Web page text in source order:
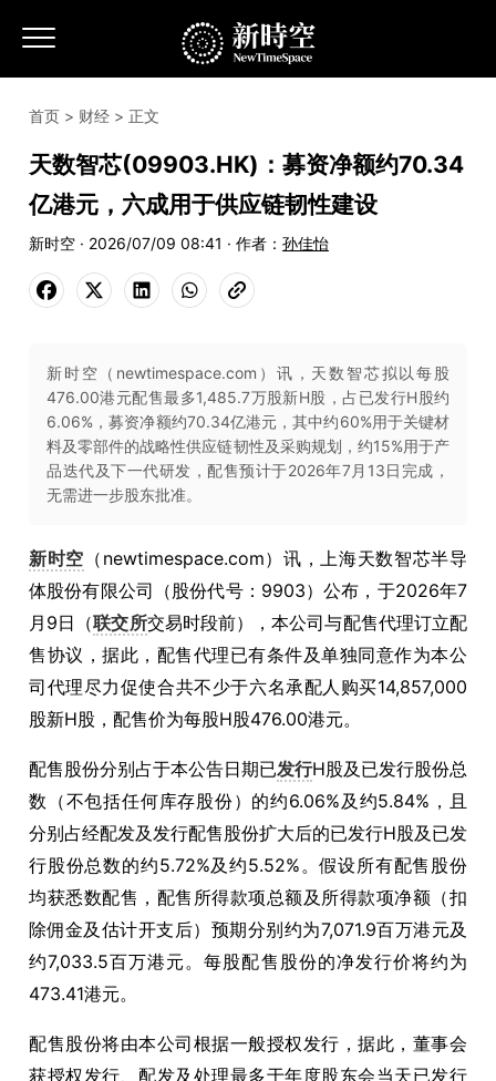
首页 > 财经 > 正文
天数智芯(09903.HK)：募资净额约70.34
亿港元，六成用于供应链韧性建设
新时空 · 2026/07/09 08:41 · 作者： 孙佳怡
新时空（newtimespace.com）讯，天数智芯拟以每股
476.00港元配售最多1,485.7万股新H股，占已发行H股约
6.06%，募资净额约70.34亿港元，其中约60%用于关键材
料及零部件的战略性供应链韧性及采购规划，约15%用于产
品迭代及下一代研发，配售预计于2026年7月13日完成，
无需进一步股东批准。
新时空 （newtimespace.com）讯，上海天数智芯半导
体股份有限公司（股份代号：9903）公布，于2026年7
月9日（联交所交易时段前），本公司与配售代理订立配
售协议，据此，配售代理已有条件及单独同意作为本公
司代理尽力促使合共不少于六名承配人购买14,857,000
股新H股，配售价为每股H股476.00港元。
配售股份分别占于本公告日期已发行H股及已发行股份总
数（不包括任何库存股份）的约6.06%及约5.84%，且
分别占经配发及发行配售股份扩大后的已发行H股及已发
行股份总数的约5.72%及约5.52%。假设所有配售股份
均获悉数配售，配售所得款项总额及所得款项净额（扣
除佣金及估计开支后）预期分别约为7,071.9百万港元及
约7,033.5百万港元。每股配售股份的净发行价将约为
473.41港元。
配售股份将由本公司根据一般授权发行，据此，董事会
获授权发行、配发及处理最多于年度股东会当天已发行